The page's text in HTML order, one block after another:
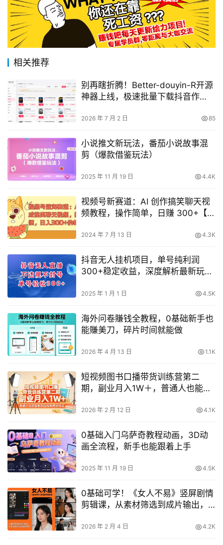
相关推荐
别再瞎折腾！Better-douyin-R开源
神器上线，极速批量下载抖音作
2026 年 7 月 2 日 85
小说推文新玩法，番茄小说故事混
剪（爆款借鉴玩法）
2025 年 11 月 19 日 4.4K
视频号新赛道：AI 创作搞笑聊天视
频教程，操作简单，日赚 300+【揭
2024 年 7 月 13 日 4.3K
抖音无人挂机项目，单号纯利润
300+稳定收益，深度解析最新玩
2025 年 1 月 1 日 4.5K
海外问卷賺钱全教程，0基础新手也
能賺美刀，碎片时间就能做
2026 年 4 月 13 日 1.1K
短视频图书口播带货训练营第二
期，副业月入1W＋，普通人也能复
2026 年 2 月 12 日 4.1K
0基础入门乌萨奇教程动画，3D动
画全流程，新手也能跟着上手
2025 年 11 月 19 日 4.5K
0基础可学！《女人不易》竖屏剧情
剪辑课，从素材筛选到成片输出，
2026 年 2 月 4 日 4.2K